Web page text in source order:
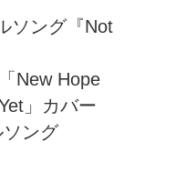
ソング『Not
New Hope
」カバー
ング